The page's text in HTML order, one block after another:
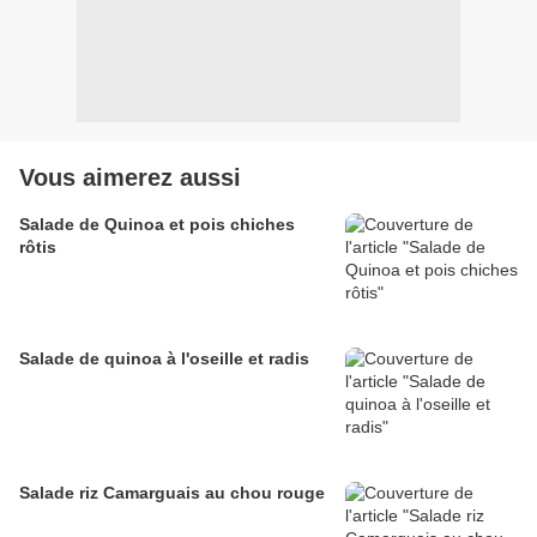
Vous aimerez aussi
Salade de Quinoa et pois chiches
rôtis
Salade de quinoa à l'oseille et radis
Salade riz Camarguais au chou rouge